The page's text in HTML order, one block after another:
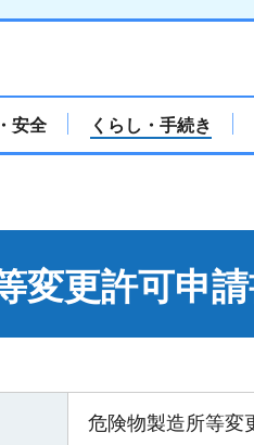
安全 くらし・手続き
変更許可申請
危険物製造所等変